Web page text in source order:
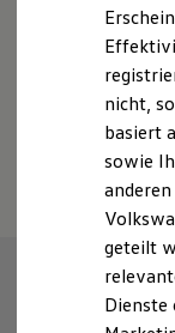
Batterie
Kosten
E-
ID.
nicht,
basiert
sowie
geteilt
Dienste